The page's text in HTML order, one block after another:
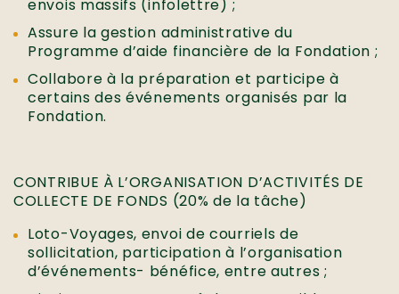
envois massifs (infolettre) ;
Assure la gestion administrative du
Programme d’aide financière de la Fondation ;
Collabore à la préparation et participe à
certains des événements organisés par la
Fondation.
CONTRIBUE À L’ORGANISATION D’ACTIVITÉS DE
COLLECTE DE FONDS (20% de la tâche)
Loto-Voyages, envoi de courriels de
sollicitation, participation à l’organisation
d’événements- bénéfice, entre autres ;